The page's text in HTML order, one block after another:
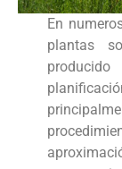
En
plantas